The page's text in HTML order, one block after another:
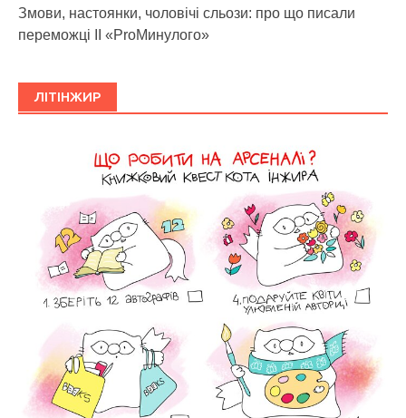
Змови, настоянки, чоловічі сльози: про що писали
переможці ІІ «ProМинулого»
ЛІТІНЖИР